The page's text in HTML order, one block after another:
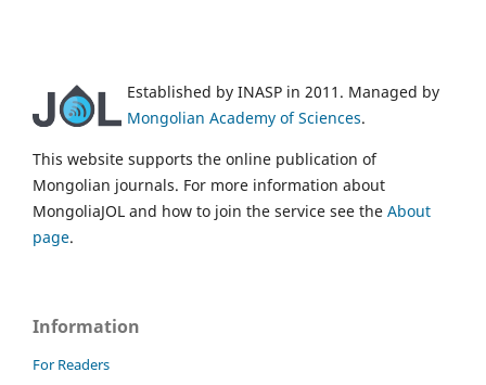
Established by INASP in 2011. Managed by
Mongolian Academy of Sciences.
This website supports the online publication of
Mongolian journals. For more information about
MongoliaJOL and how to join the service see the About
page.
Information
For Readers